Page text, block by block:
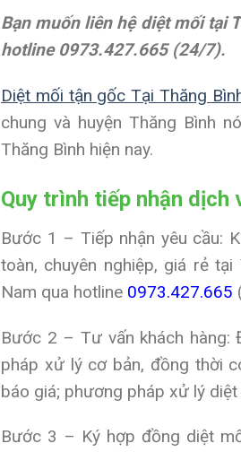
Bạn muốn liên hệ diệt mối tại
hotline 0973.427.665 (24/7).
Diệt mối tận gốc Tại Thăng
chung và huyện Thăng Bình
Thăng Bình hiện nay.
Quy trình tiếp nhận dịch
Bước 1 – Tiếp nhận yêu cầu:
toàn, chuyên nghiệp, giá rẻ
Nam qua hotline 0973.427.665
Bước 2 – Tư vấn khách hàng:
pháp xử lý cơ bản, đồng thời
báo giá; phương pháp xử lý
Bước 3 – Ký hợp đồng diệt